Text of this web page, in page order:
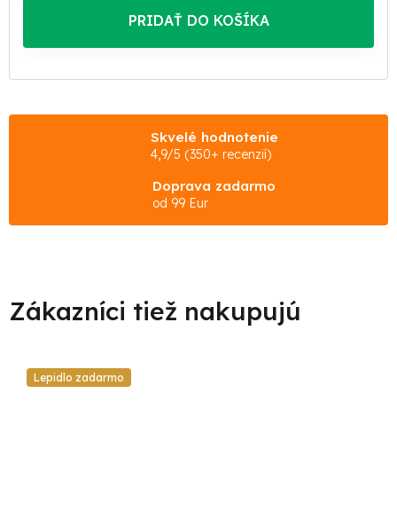
PRIDAŤ DO KOŠÍKA
Skvelé hodnotenie
4,9/5 (350+ recenzií)
Doprava zadarmo
od 99 Eur
Lepidlo zadarmo